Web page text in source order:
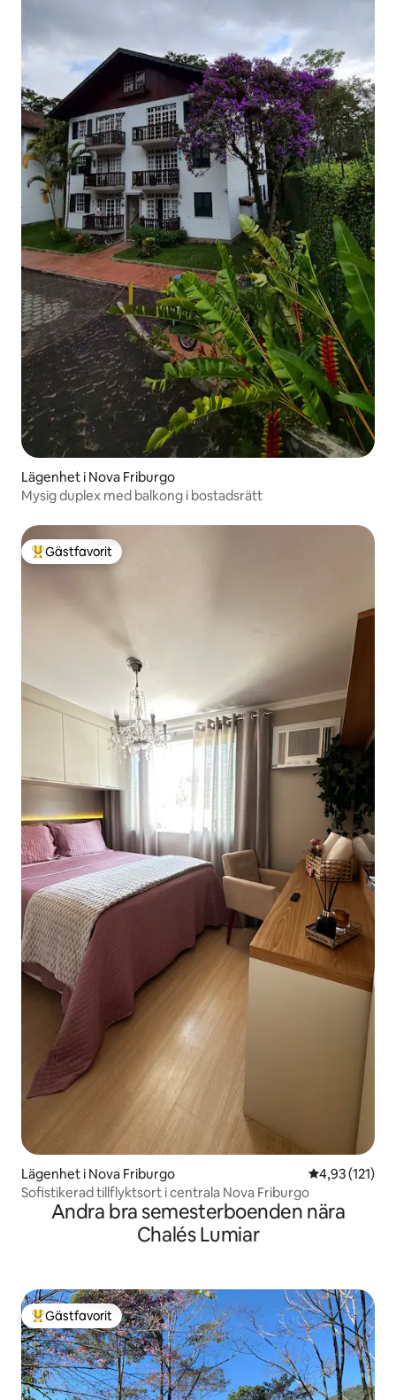
Lägenhet i Nova Friburgo
Mysig duplex med balkong i bostadsrätt
Populär gästfavorit
Gästfavorit
Lägenhet i Nova Friburgo 4,93 av 5 i
4,93 (121)
Sofistikerad tillflyktsort i centrala Nova Friburgo
Andra bra semesterboenden nära
Chalés Lumiar
Populär gästfavorit
Gästfavorit